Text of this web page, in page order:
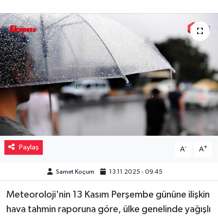
Paylaş A- A+
Samet Koçum 13.11.2025 - 09:45
Meteoroloji'nin 13 Kasım Perşembe gününe ilişkin
hava tahmin raporuna göre, ülke genelinde yağışlı
Müzik
Piyasa
Resmi İlanlar
Sağlık
Sinemalar
Spor
Teknoloji